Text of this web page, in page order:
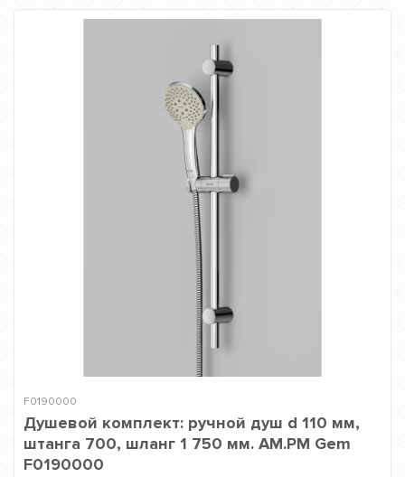
F0190000
Душевой комплект: ручной душ d 110 мм,
штанга 700, шланг 1 750 мм. AM.PM Gem
F0190000